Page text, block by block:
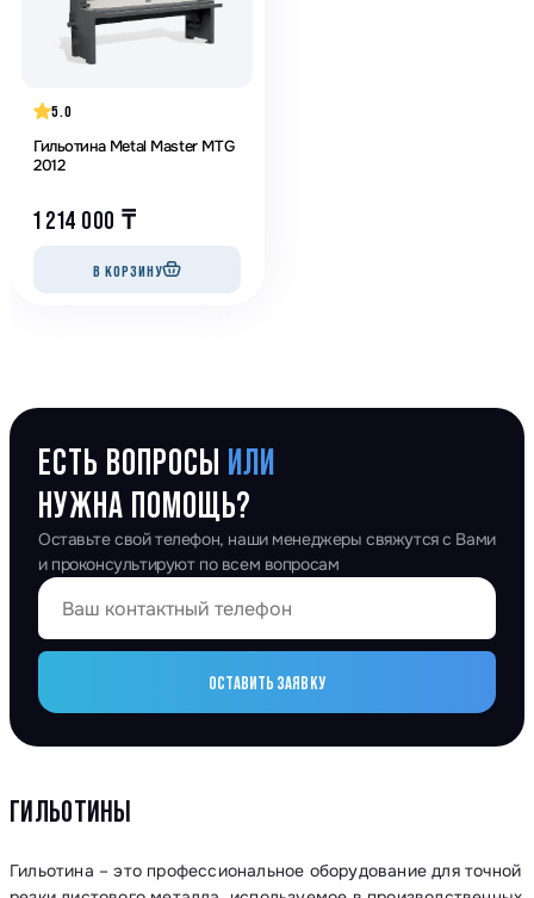
5.0
Гильотина Metal Master MTG
2012
1 214 000 ₸
В КОРЗИНУ
ЕСТЬ ВОПРОСЫ ИЛИ
НУЖНА ПОМОЩЬ?
Оставьте свой телефон, наши менеджеры свяжутся с Вами
и проконсультируют по всем вопросам
ОСТАВИТЬ ЗАЯВКУ
ГИЛЬОТИНЫ
Гильотина – это профессиональное оборудование для точной